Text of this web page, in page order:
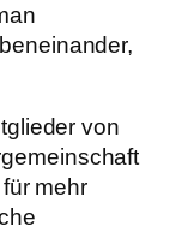
von
mehr